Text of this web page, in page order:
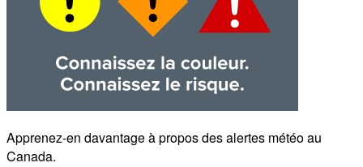
Apprenez-en davantage à propos des alertes météo au
Canada.